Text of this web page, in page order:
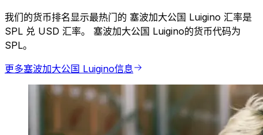
我们的货币排名显示最热门的 塞波加大公国 Luigino 汇率是
SPL 兑 USD 汇率。 塞波加大公国 Luigino的货币代码为
SPL。
更多塞波加大公国 Luigino信息